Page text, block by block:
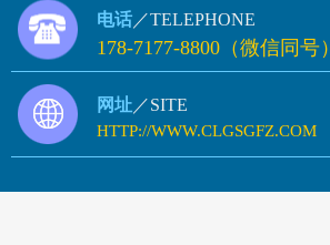
电话 ／TELEPHONE
178-7177-8800（微信同号）
网址 ／SITE
HTTP://WWW.CLGSGFZ.COM